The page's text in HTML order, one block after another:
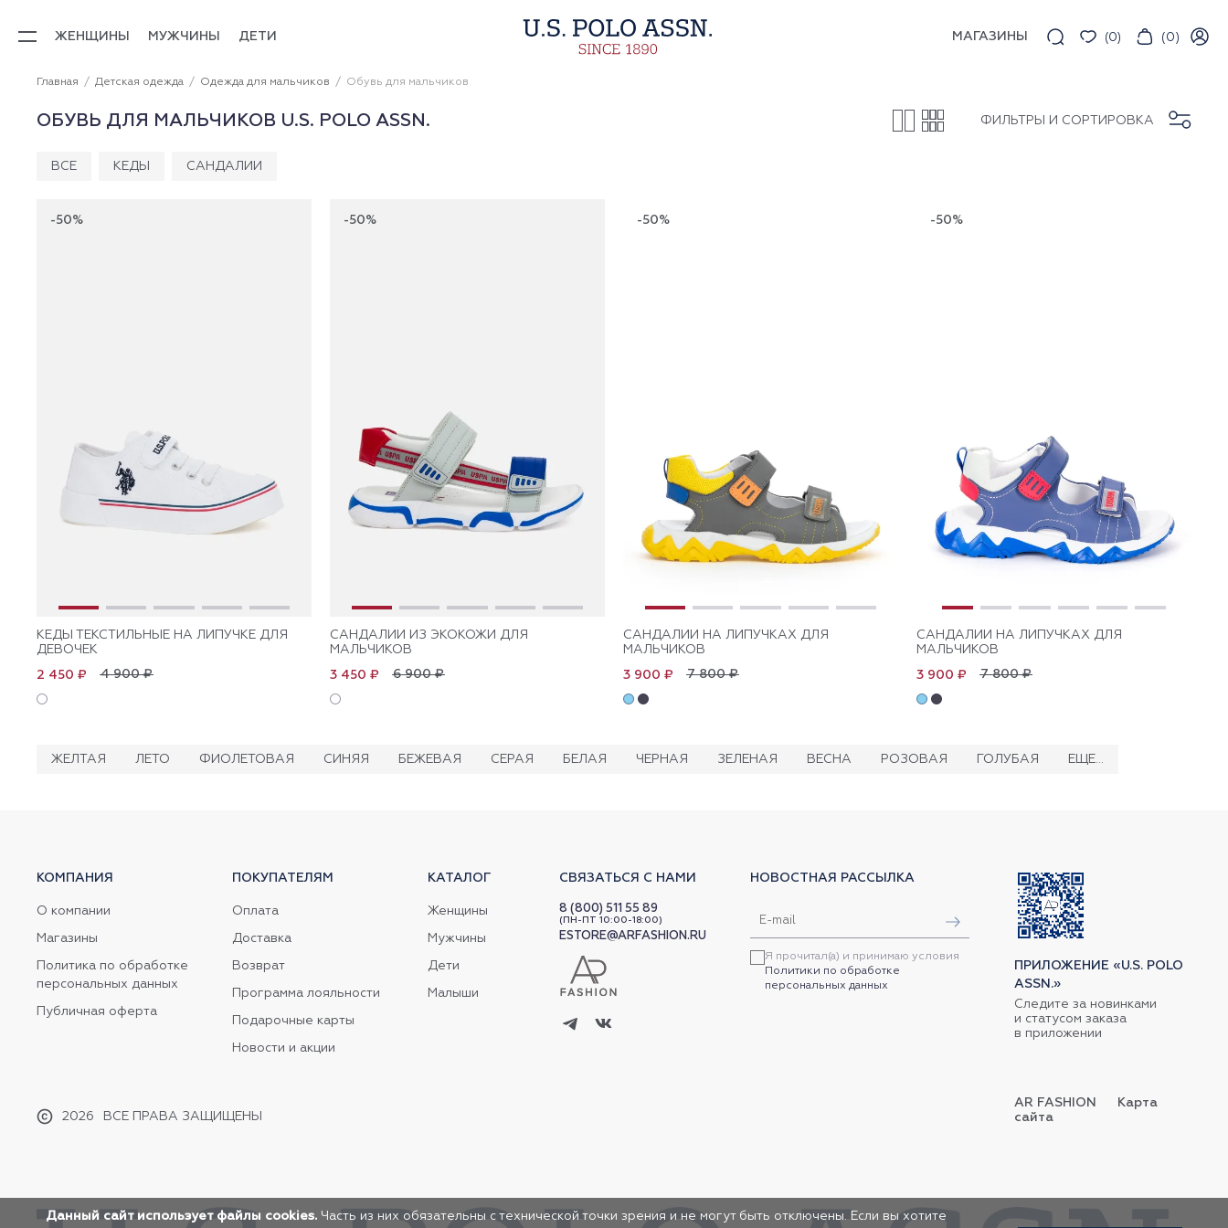
ЖЕНЩИНЫ МУЖЧИНЫ ДЕТИ МАГАЗИНЫ (0) (0)
Главная Детская одежда Одежда для мальчиков Обувь для мальчиков
ОБУВЬ ДЛЯ МАЛЬЧИКОВ U.S. POLO ASSN. ФИЛЬТРЫ И СОРТИРОВКА
ВСЕ КЕДЫ САНДАЛИИ
-50%
КЕДЫ ТЕКСТИЛЬНЫЕ НА ЛИПУЧКЕ ДЛЯ
ДЕВОЧЕК
4 900 ₽
2 450 ₽
-50%
САНДАЛИИ ИЗ ЭКОКОЖИ ДЛЯ
МАЛЬЧИКОВ
6 900 ₽
3 450 ₽
-50%
САНДАЛИИ НА ЛИПУЧКАХ ДЛЯ
МАЛЬЧИКОВ
7 800 ₽
3 900 ₽
-50%
САНДАЛИИ НА ЛИПУЧКАХ ДЛЯ
МАЛЬЧИКОВ
7 800 ₽
3 900 ₽
ЖЕЛТАЯ ЛЕТО ФИОЛЕТОВАЯ СИНЯЯ БЕЖЕВАЯ СЕРАЯ БЕЛАЯ ЧЕРНАЯ ЗЕЛЕНАЯ ВЕСНА РОЗОВАЯ ГОЛУБАЯ ЕЩЕ...
КОМПАНИЯ
О компании
Магазины
Политика по обработке
персональных данных
Публичная оферта
2026 ВСЕ ПРАВА ЗАЩИЩЕНЫ
ПОКУПАТЕЛЯМ
Оплата
Доставка
Возврат
Программа лояльности
Подарочные карты
Новости и акции
КАТАЛОГ
Женщины
Мужчины
Дети
Малыши
СВЯЗАТЬСЯ С НАМИ
8 (800) 511 55 89
(ПН-ПТ 10:00-18:00)
ESTORE@ARFASHION.RU
НОВОСТНАЯ РАССЫЛКА
Я прочитал(а) и принимаю условия
Политики по обработке
персональных данных
ПРИЛОЖЕНИЕ «U.S. POLO
ASSN.»
Следите за новинками
и статусом заказа
в приложении
AR FASHION
Карта
сайта
Данный сайт использует файлы cookies. Часть из них обязательны с технической точки зрения и не могут быть отключены. Если вы хотите